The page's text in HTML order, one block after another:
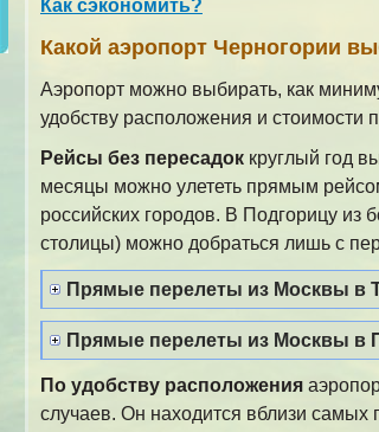
Как сэкономить?
Какой аэропорт Черногории
Аэропорт можно выбирать, как
удобству расположения и стоимости
Рейсы без пересадок круглый год
месяцы можно улететь прямым
российских городов. В Подгорицу из
столицы) можно добраться лишь с
Прямые перелеты из Москвы в
Прямые перелеты из Москвы в
По удобству расположения
случаев. Он находится вблизи самых